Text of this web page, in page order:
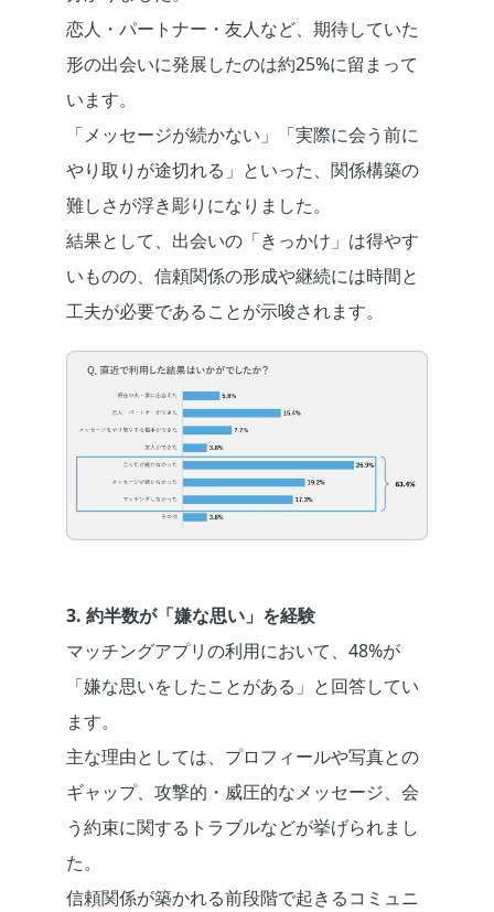
恋人・パートナー・友人など、期待していた
形の出会いに発展したのは約25%に留まって
います。
「メッセージが続かない」「実際に会う前に
やり取りが途切れる」といった、関係構築の
難しさが浮き彫りになりました。
結果として、出会いの「きっかけ」は得やす
いものの、信頼関係の形成や継続には時間と
工夫が必要であることが示唆されます。
3. 約半数が「嫌な思い」を経験
マッチングアプリの利用において、48%が
「嫌な思いをしたことがある」と回答してい
ます。
主な理由としては、プロフィールや写真との
ギャップ、攻撃的・威圧的なメッセージ、会
う約束に関するトラブルなどが挙げられまし
た。
信頼関係が築かれる前段階で起きるコミュニ